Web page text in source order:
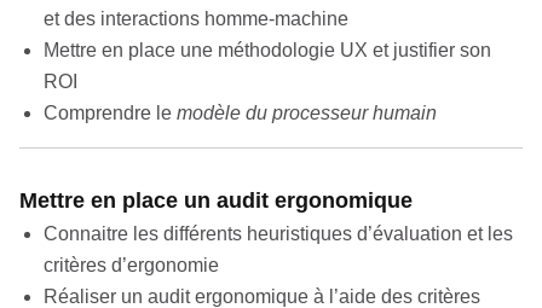
et des interactions homme-machine
Mettre en place une méthodologie UX et justifier son
ROI
Comprendre le modèle du processeur humain
Mettre en place un audit ergonomique
Connaitre les différents heuristiques d’évaluation et les
critères d’ergonomie
Réaliser un audit ergonomique à l’aide des critères